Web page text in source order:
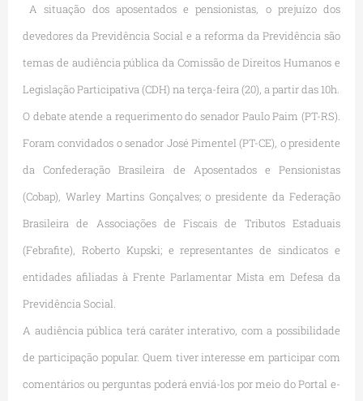
A situação dos aposentados e pensionistas, o prejuízo dos
devedores da Previdência Social e a reforma da Previdência são
temas de audiência pública da Comissão de Direitos Humanos e
Legislação Participativa (CDH) na terça-feira (20), a partir das 10h.
O debate atende a requerimento do senador Paulo Paim (PT-RS).
Foram convidados o senador José Pimentel (PT-CE), o presidente
da Confederação Brasileira de Aposentados e Pensionistas
(Cobap), Warley Martins Gonçalves; o presidente da Federação
Brasileira de Associações de Fiscais de Tributos Estaduais
(Febrafite), Roberto Kupski; e representantes de sindicatos e
entidades afiliadas à Frente Parlamentar Mista em Defesa da
Previdência Social.
A audiência pública terá caráter interativo, com a possibilidade
de participação popular. Quem tiver interesse em participar com
comentários ou perguntas poderá enviá-los por meio do Portal e-